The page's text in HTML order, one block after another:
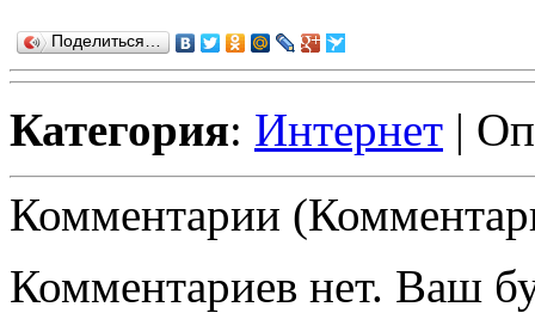
Поделиться…
Категория: Интернет |
Комментарии
Комментариев нет. Ваш